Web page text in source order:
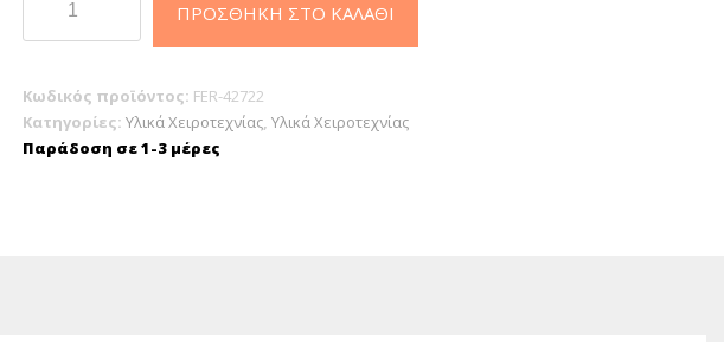
Στεφάνια
(7τμχ)
ποσότητα
ΠΡΟΣΘΉΚΗ ΣΤΟ ΚΑΛΆΘΙ
Κωδικός προϊόντος: FER-42722
Κατηγορίες: Υλικά Χειροτεχνίας, Υλικά Χειροτεχνίας
Παράδοση σε 1-3 μέρες